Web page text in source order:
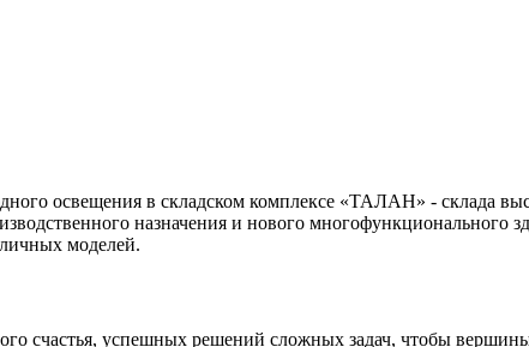
освещения в складском комплексе «ТАЛАН» - склада
назначения и нового
моделей.
счастья, успешных решений сложных задач, чтобы